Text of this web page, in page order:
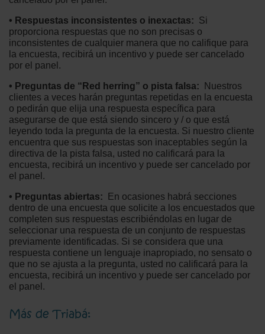
• Respuestas inconsistentes o inexactas: Si
proporciona respuestas que no son precisas o
inconsistentes de cualquier manera que no califique para
la encuesta, recibirá un incentivo y puede ser cancelado
por el panel.
• Preguntas de “Red herring” o pista falsa:
Nuestros
clientes a veces harán preguntas repetidas en la encuesta
o pedirán que elija una respuesta específica para
asegurarse de que está siendo sincero y / o que está
leyendo toda la pregunta de la encuesta. Si nuestro cliente
encuentra que sus respuestas son inaceptables según la
directiva de la pista falsa, usted no calificará para la
encuesta, recibirá un incentivo y puede ser cancelado por
el panel.
• Preguntas abiertas:
En ocasiones habrá secciones
dentro de una encuesta que solicite a los encuestados que
completen sus respuestas escribiéndolas en lugar de
seleccionar una respuesta de un conjunto de respuestas
previamente identificadas. Si se considera que una
respuesta contiene un lenguaje inapropiado, no sensato o
que no se ajusta a la pregunta, usted no calificará para la
encuesta, recibirá un incentivo y puede ser cancelado por
el panel.
Más de Triabá: